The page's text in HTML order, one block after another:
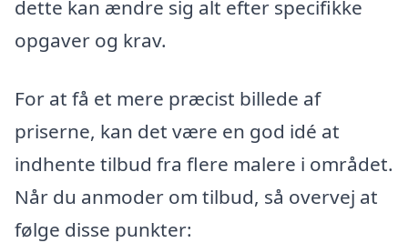
dette kan ændre sig alt efter specifikke
opgaver og krav.
For at få et mere præcist billede af
priserne, kan det være en god idé at
indhente tilbud fra flere malere i området.
Når du anmoder om tilbud, så overvej at
følge disse punkter: